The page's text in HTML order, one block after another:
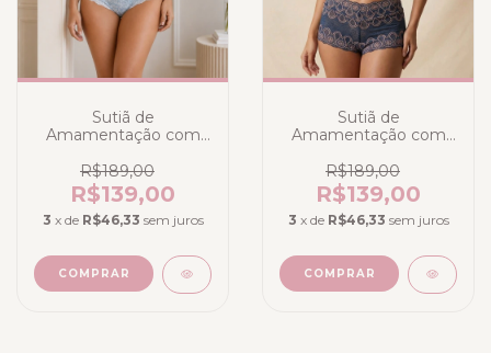
Sutiã de
Amamentação com
Claro com Branco
R$189,00
R$139,00
3 x de R$46,33 sem juros
COMPRAR
Sutiã de
Amamentação com
Azul Marinho Bicolor
R$189,00
R$139,00
3 x de R$46,33 sem juros
COMPRAR